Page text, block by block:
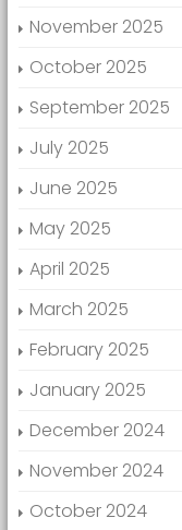
November 2025
October 2025
September 2025
July 2025
June 2025
May 2025
April 2025
March 2025
February 2025
January 2025
December 2024
November 2024
October 2024